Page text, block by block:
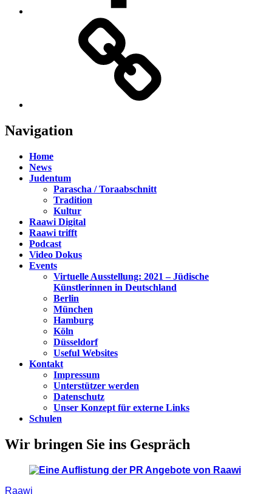
Navigation
Home
News
Judentum
Parascha / Toraabschnitt
Tradition
Kultur
Raawi Digital
Raawi trifft
Podcast
Video Dokus
Events
Virtuelle Ausstellung: 2021 – Jüdische
Künstlerinnen in Deutschland
Berlin
München
Hamburg
Köln
Düsseldorf
Useful Websites
Kontakt
Impressum
Unterstützer werden
Datenschutz
Unser Konzept für externe Links
Schulen
Wir bringen Sie ins Gespräch
Raawi